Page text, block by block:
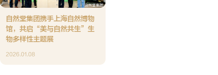
自然堂集团携手上海自然博物
馆，共启“美与自然共生”生
物多样性主题展
2026.01.08